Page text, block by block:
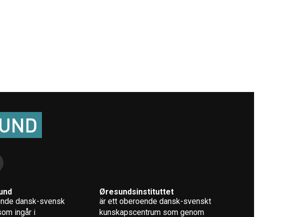
dansk-svensk
ingår i
Øresundsinstituttet
är ett oberoende dansk-svenskt
kunskapscentrum som genom